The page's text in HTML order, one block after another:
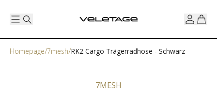
Homepage 7mesh RK2 Cargo Trägerradhose - Schwarz
7MESH